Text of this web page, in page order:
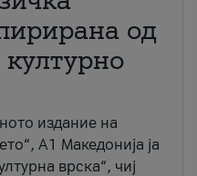
од
издание на
А1 Македонија ја
врска“, чиј